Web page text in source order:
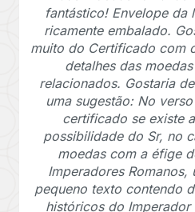
fantástico! Envelope da
ricamente embalado.
muito do Certificado com
detalhes das moedas
relacionados. Gostaria
uma sugestão: No
certificado se existe a
possibilidade do Sr, no
moedas com a éfige
Imperadores Romanos,
pequeno texto contendo
históricos do Imperador